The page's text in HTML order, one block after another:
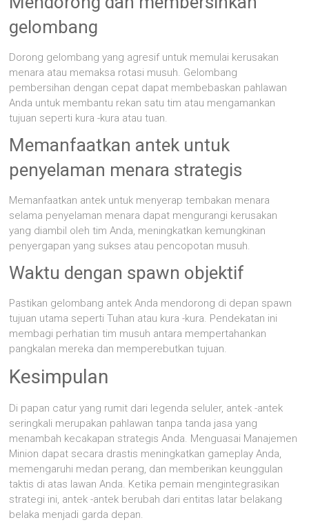
gelombang
Dorong gelombang yang agresif untuk memulai kerusakan
menara atau memaksa rotasi musuh. Gelombang
pembersihan dengan cepat dapat membebaskan pahlawan
Anda untuk membantu rekan satu tim atau mengamankan
tujuan seperti kura -kura atau tuan.
Memanfaatkan antek untuk
penyelaman menara strategis
Memanfaatkan antek untuk menyerap tembakan menara
selama penyelaman menara dapat mengurangi kerusakan
yang diambil oleh tim Anda, meningkatkan kemungkinan
penyergapan yang sukses atau pencopotan musuh.
Waktu dengan spawn objektif
Pastikan gelombang antek Anda mendorong di depan spawn
tujuan utama seperti Tuhan atau kura -kura. Pendekatan ini
membagi perhatian tim musuh antara mempertahankan
pangkalan mereka dan memperebutkan tujuan.
Kesimpulan
Di papan catur yang rumit dari legenda seluler, antek -antek
seringkali merupakan pahlawan tanpa tanda jasa yang
menambah kecakapan strategis Anda. Menguasai Manajemen
Minion dapat secara drastis meningkatkan gameplay Anda,
memengaruhi medan perang, dan memberikan keunggulan
taktis di atas lawan Anda. Ketika pemain mengintegrasikan
strategi ini, antek -antek berubah dari entitas latar belakang
belaka menjadi garda depan.